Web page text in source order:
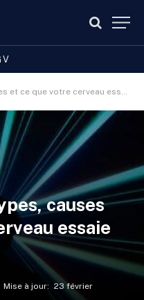
votre cerveau essaie de vous dire
causes
essaie
Mise à jour: 23 février